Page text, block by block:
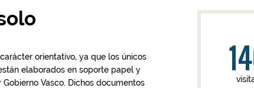
orientativo, ya que los únicos
elaborados en soporte papel y
Vasco. Dichos documentos